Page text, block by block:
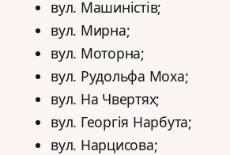
вул. Машиністів;
вул. Мирна;
вул. Моторна;
вул. Рудольфа Моха;
вул. На Чвертях;
вул. Георгія Нарбута;
вул. Нарцисова;